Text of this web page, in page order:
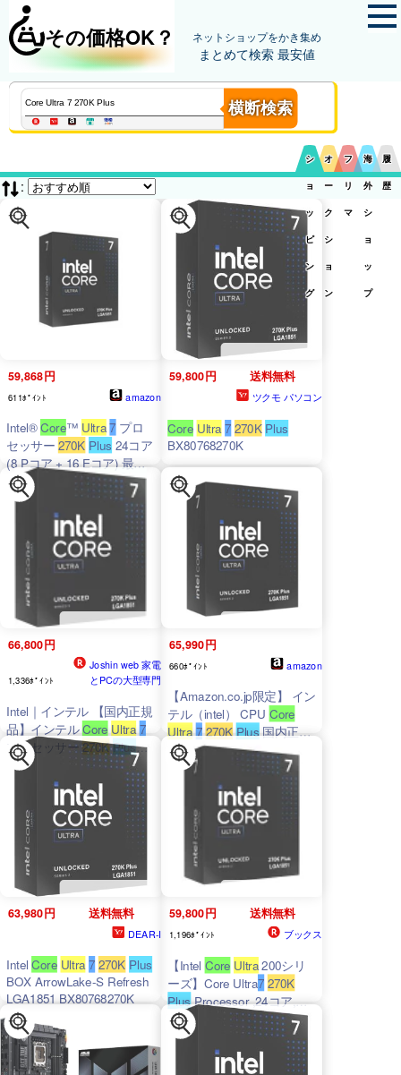
その価格OK？ ネットショップをかき集め
まとめて検索 最安値
横断検索
シ
ョ
ッ
ピ
ン
グ
オ
ー
ク
シ
ョ
ン
フ
リ
マ
海
外
シ
ョ
ッ
プ
履
歴
:
59,868円
611ﾎﾟｲﾝﾄ amazon
Intel®Core™ Ultra7 プロ
セッサー 270K Plus 24コア
(8 Pコア + 16 Eコア) 最大
5.5 GHz
59,800円 送料無料
ツクモ パソコン
Core Ultra 7 270K Plus
BX80768270K
66,800円
1,336ﾎﾟｲﾝﾄ
Joshin web 家電
とPCの大型専門
Intel｜インテル 【国内正規
品】インテルCore Ultra 7
プロセッサー270KPlus
(36M キャッシュ、最大
5.50 GHz) Intel Graphics搭
載、LGA1851
BX80768270K
65,990円
660ﾎﾟｲﾝﾄ amazon
【Amazon.co.jp限定】 イン
テル（intel） CPU Core
Ultra7270KPlus国内正規
代理店保証1年付
63,980円 送料無料
DEAR-I
IntelCore Ultra 7 270K Plus
BOX ArrowLake-S Refresh
LGA1851 BX80768270K
59,800円 送料無料
1,196ﾎﾟｲﾝﾄ ブックス
【Intel Core Ultra200シリ
ーズ】Core Ultra7 270K
PlusProcessor ,24コア,
36Mスマートキャッシュ
L3, LGA1851, 日本国内正規